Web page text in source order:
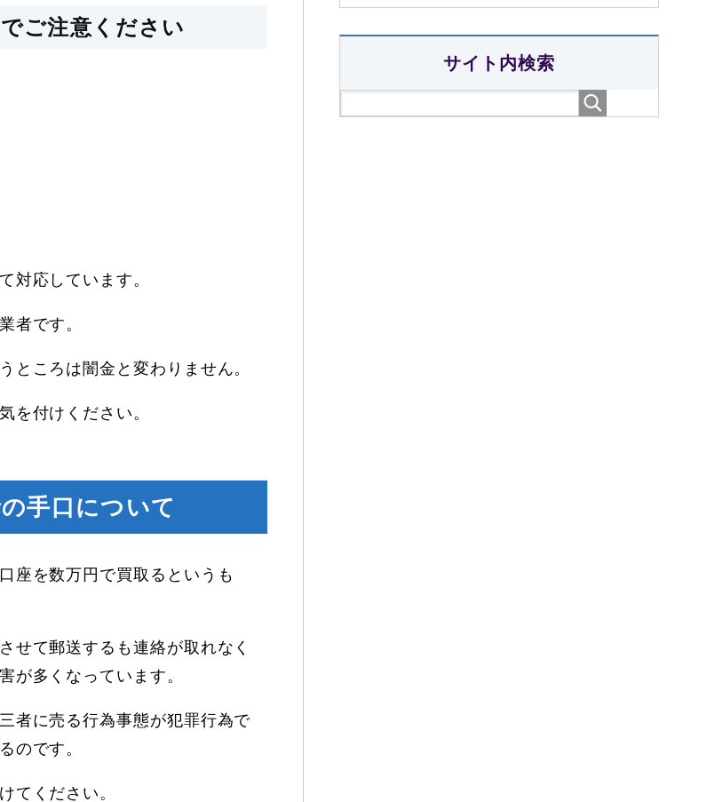
ご注意ください
対応しています。
者です。
ところは闇金と変わりません。
を付けください。
手口について
座を数万円で買取るというも
せて郵送するも連絡が取れなく
が多くなっています。
者に売る行為事態が犯罪行為で
のです。
てください。
サイト内検索